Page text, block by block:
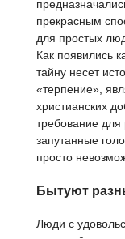
прекрасным
для простых
Как появились
тайну несет
«терпение»,
христианских
требование
запутанные
просто
Бытуют
Люди с